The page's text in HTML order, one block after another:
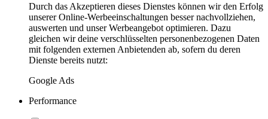
Durch das Akzeptieren dieses Dienstes können wir den Erfolg
unserer Online-Werbeeinschaltungen besser nachvollziehen,
auswerten und unser Werbeangebot optimieren. Dazu
gleichen wir deine verschlüsselten personenbezogenen Daten
mit folgenden externen Anbietenden ab, sofern du deren
Dienste bereits nutzt:
Google Ads
Performance